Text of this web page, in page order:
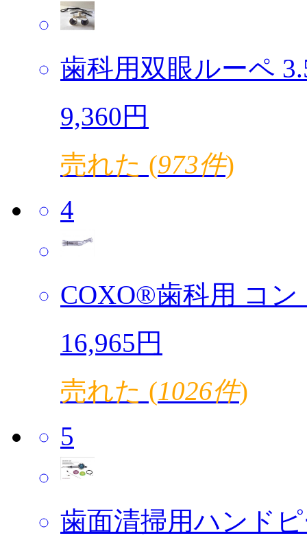
歯科用双眼ルーペ
9,360円
売れた (973件)
4
COXO®歯科用 コン
16,965円
売れた (1026件)
5
歯面清掃用ハンド